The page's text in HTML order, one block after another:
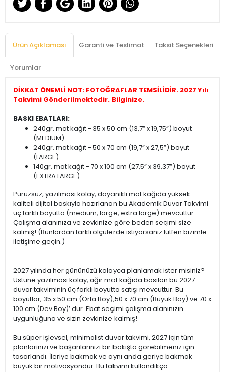
Ürün Açıklaması Garanti ve Teslimat Taksit Seçenekleri
Yorumlar
DİKKAT ÖNEMLİ NOT: FOTOĞRAFLAR TEMSİLİDİR. 2027 Yılı
Takvimi Gönderilmektedir. Bilginize.
BASKI EBATLARI:
240gr. mat kağıt - 35 x 50 cm (13,7” x 19,75”) boyut
(MEDIUM)
240gr. mat kağıt - 50 x 70 cm (19,7” x 27,5”) boyut
(LARGE)
140gr. mat kağıt - 70 x 100 cm (27,5” x 39,37”) boyut
(EXTRA LARGE)
Pürüzsüz, yazılması kolay, dayanıklı mat kağıda yüksek
kaliteli dijital baskıyla hazırlanan bu Akademik Duvar Takvimi
üç farklı boyutta (medium, large, extra large) mevcuttur.
Çalışma alanınıza ve zevkinize göre beden seçimi size
kalmış! (Bunlardan farklı ölçülerde istiyorsanız lütfen bizimle
iletişime geçin.)
2027 yılında her gününüzü kolayca planlamak ister misiniz?
Üstüne yazılması kolay, ağır mat kağıda basılan bu 2027
duvar takviminin üç farklı boyutta satışı mevcuttur. Bu
boyutlar; 35 x 50 cm (Orta Boy),50 x 70 cm (Büyük Boy) ve 70 x
100 cm (Dev Boy)’ dur. Ebat seçimi çalışma alanınızın
uygunluğuna ve sizin zevkinize kalmış!
Bu süper işlevsel, minimalist duvar takvimi, 2027 için tüm
planlarınızı ve başarılarınızı bir bakışta görebilmeniz için
tasarlandı. İleriye bakmak ve aynı anda geriye bakmak
büyük bir motivasyondur. Bu takvimi kullandıkça